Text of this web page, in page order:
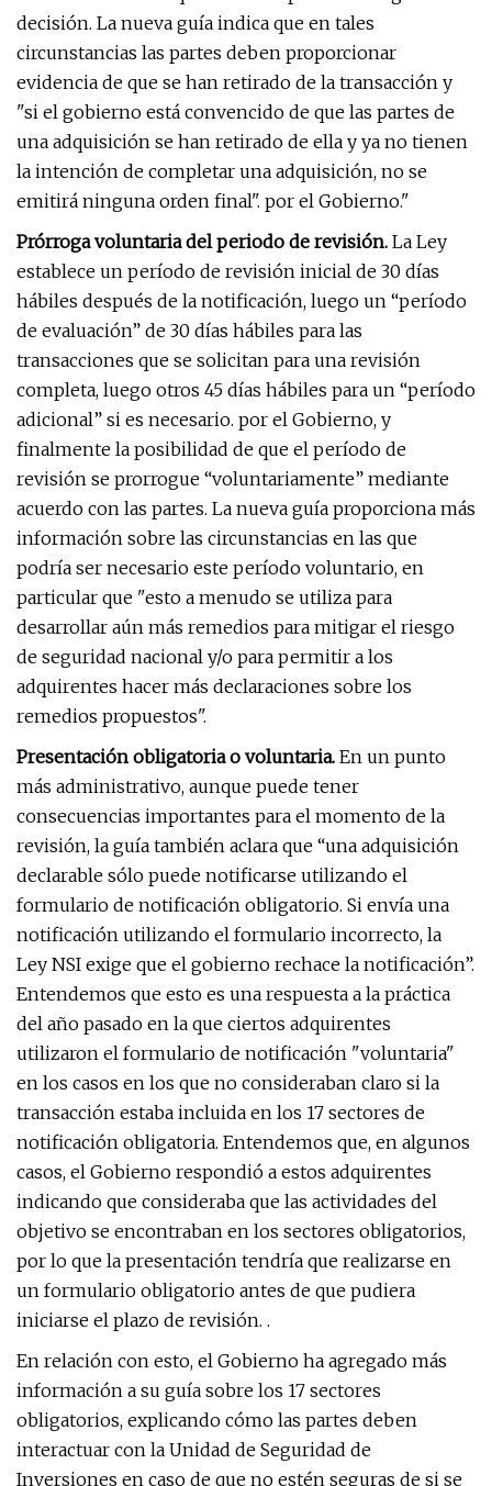
decisión. La nueva guía indica que en tales
circunstancias las partes deben proporcionar
evidencia de que se han retirado de la transacción y
"si el gobierno está convencido de que las partes de
una adquisición se han retirado de ella y ya no tienen
la intención de completar una adquisición, no se
emitirá ninguna orden final". por el Gobierno."
Prórroga voluntaria del periodo de revisión. La Ley
establece un período de revisión inicial de 30 días
hábiles después de la notificación, luego un “período
de evaluación” de 30 días hábiles para las
transacciones que se solicitan para una revisión
completa, luego otros 45 días hábiles para un “período
adicional” si es necesario. por el Gobierno, y
finalmente la posibilidad de que el período de
revisión se prorrogue “voluntariamente” mediante
acuerdo con las partes. La nueva guía proporciona más
información sobre las circunstancias en las que
podría ser necesario este período voluntario, en
particular que "esto a menudo se utiliza para
desarrollar aún más remedios para mitigar el riesgo
de seguridad nacional y/o para permitir a los
adquirentes hacer más declaraciones sobre los
remedios propuestos".
Presentación obligatoria o voluntaria. En un punto
más administrativo, aunque puede tener
consecuencias importantes para el momento de la
revisión, la guía también aclara que “una adquisición
declarable sólo puede notificarse utilizando el
formulario de notificación obligatorio. Si envía una
notificación utilizando el formulario incorrecto, la
Ley NSI exige que el gobierno rechace la notificación”.
Entendemos que esto es una respuesta a la práctica
del año pasado en la que ciertos adquirentes
utilizaron el formulario de notificación "voluntaria"
en los casos en los que no consideraban claro si la
transacción estaba incluida en los 17 sectores de
notificación obligatoria. Entendemos que, en algunos
casos, el Gobierno respondió a estos adquirentes
indicando que consideraba que las actividades del
objetivo se encontraban en los sectores obligatorios,
por lo que la presentación tendría que realizarse en
un formulario obligatorio antes de que pudiera
iniciarse el plazo de revisión. .
En relación con esto, el Gobierno ha agregado más
información a su guía sobre los 17 sectores
obligatorios, explicando cómo las partes deben
interactuar con la Unidad de Seguridad de
Inversiones en caso de que no estén seguras de si se